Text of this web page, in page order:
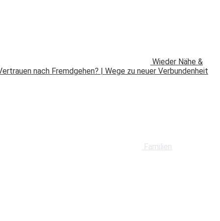
Wieder Nähe &
nach Fremdgehen? | Wege zu neuer Verbundenheit
Familien